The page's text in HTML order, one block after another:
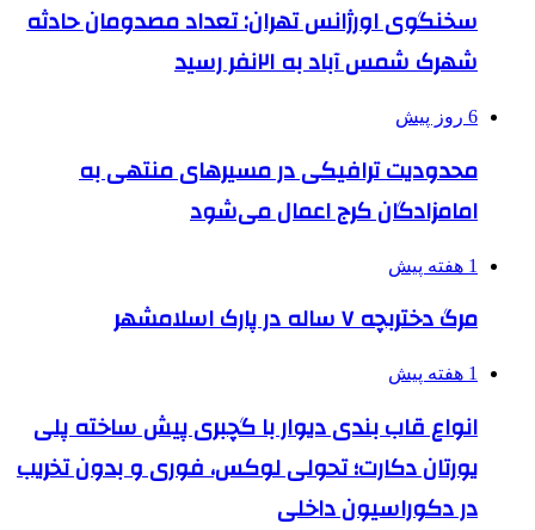
سخنگوی اورژانس تهران: تعداد مصدومان حادثه
شهرک شمس آباد به ۲۱نفر رسید
6 روز پیش
محدودیت ترافیکی در مسیرهای منتهی به
امامزادگان کرج اعمال می‌شود
1 هفته پیش
مرگ دختربچه ۷ ساله در پارک اسلامشهر
1 هفته پیش
انواع قاب بندی دیوار با گچبری پیش ساخته پلی
یورتان دکارت؛ تحولی لوکس، فوری و بدون تخریب
در دکوراسیون داخلی